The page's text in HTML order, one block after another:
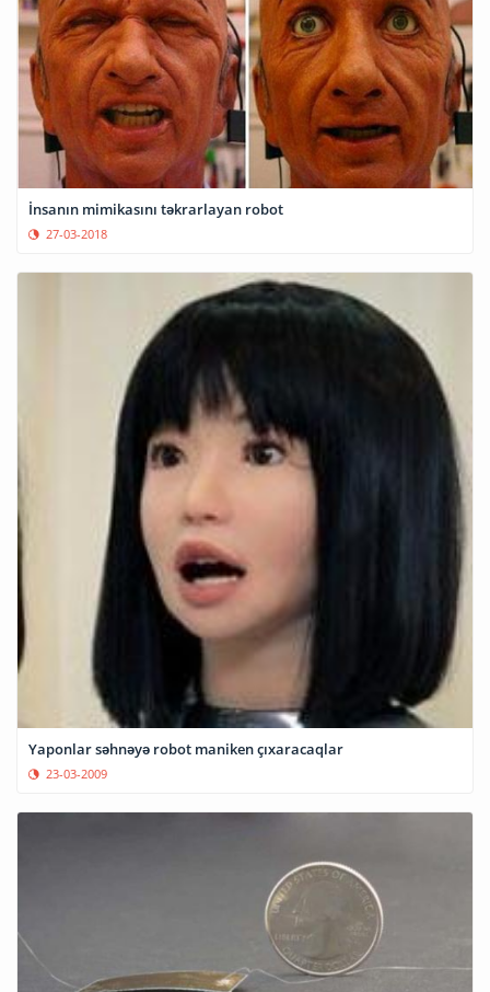
İnsanın mimikasını təkrarlayan robot
27-03-2018
Yaponlar səhnəyə robot maniken çıxaracaqlar
23-03-2009